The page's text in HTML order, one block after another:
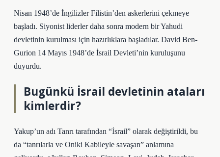
Nisan 1948’de İngilizler Filistin’den askerlerini çekmeye
başladı. Siyonist liderler daha sonra modern bir Yahudi
devletinin kurulması için hazırlıklara başladılar. David Ben-
Gurion 14 Mayıs 1948’de İsrail Devleti’nin kuruluşunu
duyurdu.
Bugünkü İsrail devletinin ataları
kimlerdir?
Yakup’un adı Tanrı tarafından “İsrail” olarak değiştirildi, bu
da “tanrılarla ve Oniki Kabileyle savaşan” anlamına